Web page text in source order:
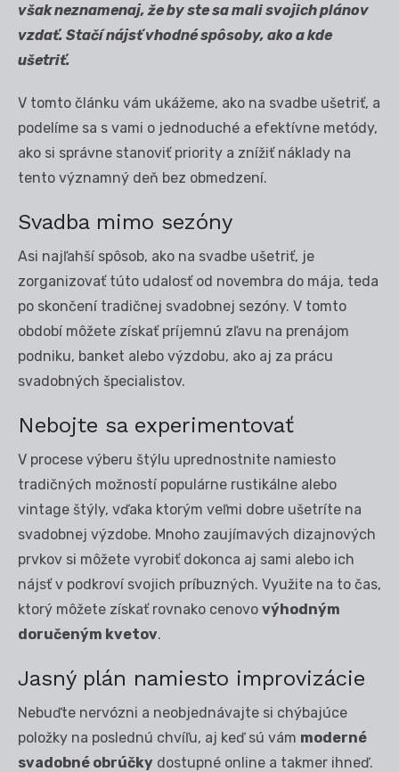
však neznamenaj, že by ste sa mali svojich plánov
vzdať. Stačí nájsť vhodné spôsoby, ako a kde
ušetriť.
V tomto článku vám ukážeme, ako na svadbe ušetriť, a
podelíme sa s vami o jednoduché a efektívne metódy,
ako si správne stanoviť priority a znížiť náklady na
tento významný deň bez obmedzení.
Svadba mimo sezóny
Asi najľahší spôsob, ako na svadbe ušetriť, je
zorganizovať túto udalosť od novembra do mája, teda
po skončení tradičnej svadobnej sezóny. V tomto
období môžete získať príjemnú zľavu na prenájom
podniku, banket alebo výzdobu, ako aj za prácu
svadobných špecialistov.
Nebojte sa experimentovať
V procese výberu štýlu uprednostnite namiesto
tradičných možností populárne rustikálne alebo
vintage štýly, vďaka ktorým veľmi dobre ušetríte na
svadobnej výzdobe. Mnoho zaujímavých dizajnových
prvkov si môžete vyrobiť dokonca aj sami alebo ich
nájsť v podkroví svojich príbuzných. Využite na to čas,
ktorý môžete získať rovnako cenovo výhodným
doručeným kvetov.
Jasný plán namiesto improvizácie
Nebuďte nervózni a neobjednávajte si chýbajúce
položky na poslednú chvíľu, aj keď sú vám moderné
svadobné obrúčky dostupné online a takmer ihneď.